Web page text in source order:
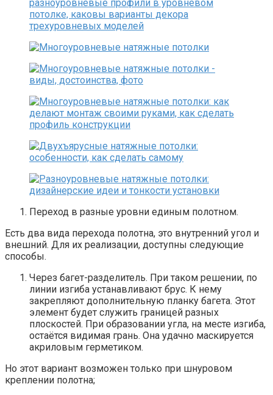
Переход в разные уровни единым полотном.
Есть два вида перехода полотна, это внутренний угол и
внешний. Для их реализации, доступны следующие
способы.
Через багет-разделитель. При таком решении, по
линии изгиба устанавливают брус. К нему
закрепляют дополнительную планку багета. Этот
элемент будет служить границей разных
плоскостей. При образовании угла, на месте изгиба,
остаётся видимая грань. Она удачно маскируется
акриловым герметиком.
Но этот вариант возможен только при шнуровом
креплении полотна;